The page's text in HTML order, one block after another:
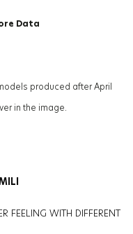
Data
produced after April
in the image.
FEELING WITH DIFFERENT